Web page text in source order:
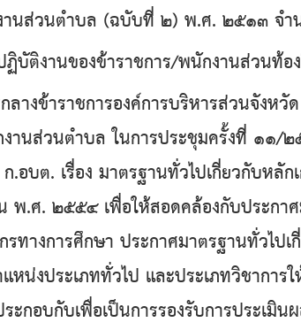
านส่วนตำบล (ฉบับที่ ๒) พ.ศ. ๒๕๑๓ จํ
บัติงานของข้าราชการ/พนักงานส่วนท้
งข้าราชการองค์การบริหารส่วนจังหวั
านส่วนตําบล ในการประชุมครั้งที่ ๑
อบต. เรื่อง มาตรฐานทั่วไปเกี่ยวกับหลั
.ศ. ๒๕๕๔ เพื่อให้สอดคล้องกับประกา
ทางการศึกษา ประกาศมาตรฐานทั่วไป
น่งประเภททั่วไป และประเภทวิชาการ
กอบกับเพื่อเป็นการรองรับการประเมิ